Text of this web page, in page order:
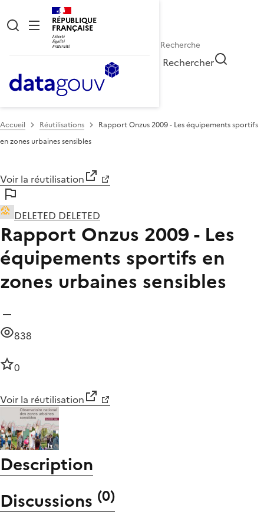
RÉPUBLIQUE
FRANÇAISE
Rechercher
Accueil Réutilisations
Rapport Onzus 2009 - Les équipements sportifs
en zones urbaines sensibles
Voir la réutilisation
DELETED DELETED
Rapport Onzus 2009 - Les
équipements sportifs en
zones urbaines sensibles
838
0
Voir la réutilisation
Description
Discussions (0)